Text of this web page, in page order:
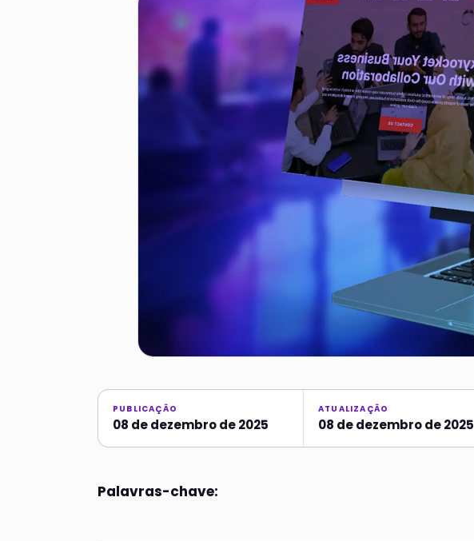
PUBLICAÇÃO
08 de dezembro de 2025
ATUALIZAÇÃO
08 de dezembro de 2025
Palavras-chave: